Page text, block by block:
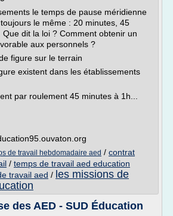
le temps de pause méridienne
le même : 20 minutes, 45
dit la loi ? Comment obtenir un
aux personnels ?
figure sur le terrain
existent dans les établissements
par roulement 45 minutes à 1h...
de travail hebdomadaire aed / contrat
/ temps de travail aed education
travail aed / les missions de
des AED - SUD Éducation